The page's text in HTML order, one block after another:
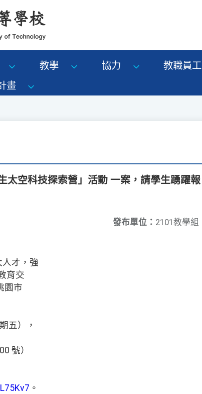
教學 協力 教職員工
畫
太空科技探索營」活動 一案，請學生踴躍報
發布單位： 2101教學組
才，強
育交
園市
五），
號）
。